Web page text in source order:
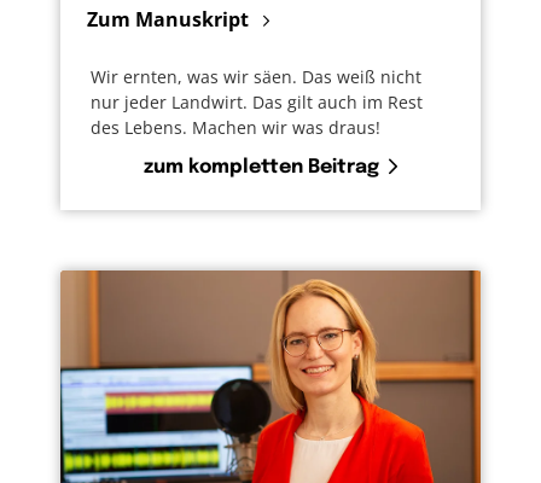
Zum Manuskript
Wir ernten, was wir säen. Das weiß nicht
nur jeder Landwirt. Das gilt auch im Rest
des Lebens. Machen wir was draus!
zum kompletten Beitrag